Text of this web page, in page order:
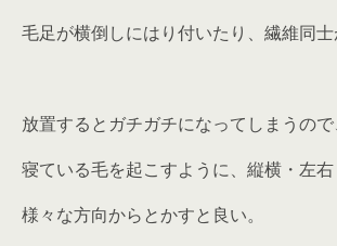
毛足が横倒しにはり付いたり、繊維同士
放置するとガチガチになってしまうので
寝ている毛を起こすように、縦横・左右
様々な方向からとかすと良い。